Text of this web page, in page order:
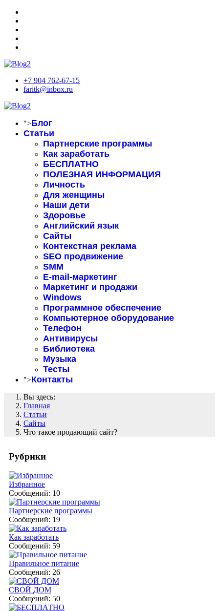
+7 904 762-67-15
faritk@inbox.ru
">Блог
Статьи
Партнерские программы
Как заработать
БЕСПЛАТНО
ПОЛЕЗНАЯ ИНФОРМАЦИЯ
Личность
Для женщины
Наши дети
Здоровье
Английский язык
Сайты
Контекстная реклама
SEO продвижение
SMM
E-mail-маркетинг
Маркетинг и продажи
Windows
Программное обеспечение
Компьютерное оборудование
Телефон
Антивирусы
Библиотека
Музыка
Тесты
">Контакты
Вы здесь:
Главная
Статьи
Сайты
Что такое продающий сайт?
Рубрики
Избранное
Сообщений: 10
Партнерские программы
Сообщений: 19
Как заработать
Сообщений: 59
Правильное питание
Сообщений: 26
СВОЙ ДОМ
Сообщений: 50